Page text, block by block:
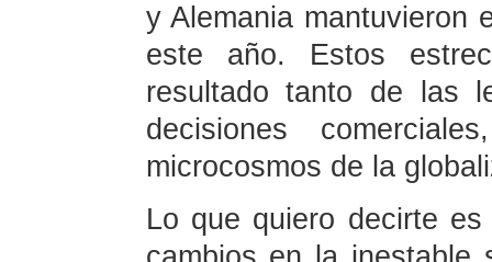
y Alemania mantuvieron
este año. Estos
resultado tanto de las
decisiones
microcosmos de la
Lo que quiero decirte